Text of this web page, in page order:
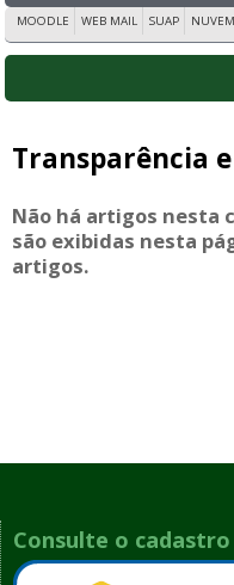
MOODLE WEB MAIL SUAP NUVEM
Transparência
Não há artigos nesta
são exibidas nesta
artigos.
Consulte o cadastro